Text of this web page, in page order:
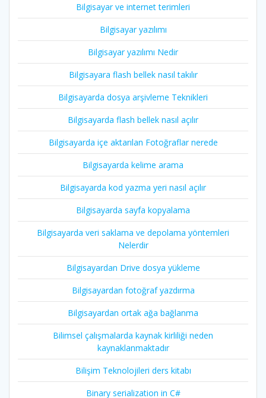
Bilgisayar ve internet terimleri
Bilgisayar yazılımı
Bilgisayar yazılımı Nedir
Bilgisayara flash bellek nasıl takılır
Bilgisayarda dosya arşivleme Teknikleri
Bilgisayarda flash bellek nasıl açılır
Bilgisayarda içe aktarılan Fotoğraflar nerede
Bilgisayarda kelime arama
Bilgisayarda kod yazma yeri nasıl açılır
Bilgisayarda sayfa kopyalama
Bilgisayarda veri saklama ve depolama yöntemleri
Nelerdir
Bilgisayardan Drive dosya yükleme
Bilgisayardan fotoğraf yazdırma
Bilgisayardan ortak ağa bağlanma
Bilimsel çalışmalarda kaynak kirliliği neden
kaynaklanmaktadır
Bilişim Teknolojileri ders kitabı
Binary serialization in C#